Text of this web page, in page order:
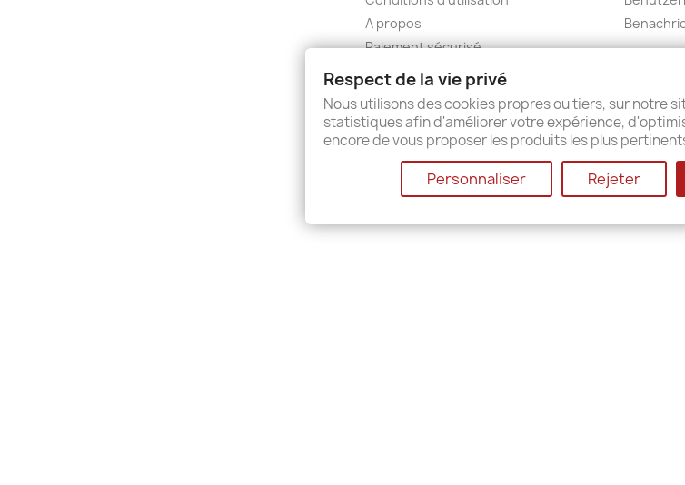
A propos
Paiement sécurisé
Kontakt
Sitemap
Shops
© 2026 - Shop-Software von
Respect de la vie privé
Nous utilisons des cookies propres ou tiers, sur notre
statistiques afin d'améliorer votre expérience,
encore de vous proposer les produits les plus
Personnaliser Rejeter